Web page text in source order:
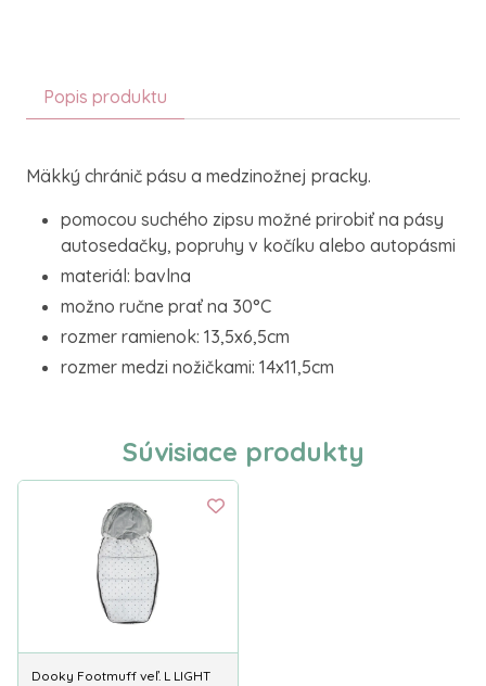
Popis produktu
Mäkký chránič pásu a medzinožnej pracky.
pomocou suchého zipsu možné prirobiť na pásy
autosedačky, popruhy v kočíku alebo autopásmi
materiál: bavlna
možno ručne prať na 30°C
rozmer ramienok: 13,5x6,5cm
rozmer medzi nožičkami: 14x11,5cm
Súvisiace produkty
Dooky Footmuff veľ. L LIGHT